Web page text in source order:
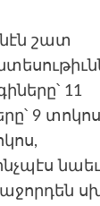
շատ
11
9
նաեւ